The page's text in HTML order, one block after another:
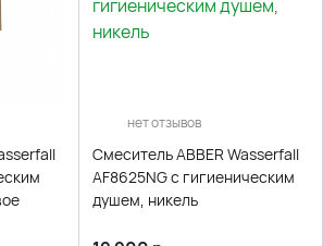
нет отзывов
Смеситель ABBER Wasserfall
AF8625NG с гигиеническим
душем, никель